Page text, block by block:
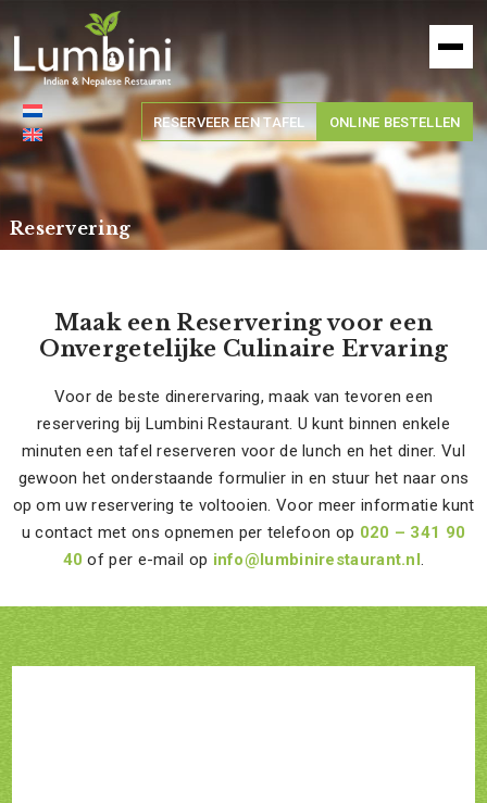
Lumbini
Restaurant
RESERVEER EEN TAFEL ONLINE BESTELLEN
Reservering
Maak een Reservering voor een
Onvergetelijke Culinaire Ervaring
Voor de beste dinerervaring, maak van tevoren een
reservering bij Lumbini Restaurant. U kunt binnen enkele
minuten een tafel reserveren voor de lunch en het diner. Vul
gewoon het onderstaande formulier in en stuur het naar ons
op om uw reservering te voltooien. Voor meer informatie kunt
u contact met ons opnemen per telefoon op 020 – 341 90
40 of per e-mail op info@lumbinirestaurant.nl.